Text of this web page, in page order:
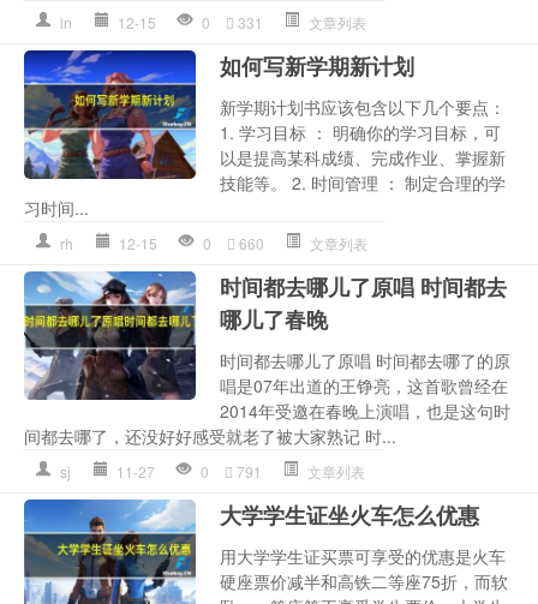
in 12-15 0 331 文章列表
如何写新学期新计划
新学期计划书应该包含以下几个要点：
1. 学习目标 ： 明确你的学习目标，可
以是提高某科成绩、完成作业、掌握新
技能等。 2. 时间管理 ： 制定合理的学
习时间...
rh 12-15 0 660 文章列表
时间都去哪儿了原唱 时间都去
哪儿了春晚
时间都去哪儿了原唱 时间都去哪了的原
唱是07年出道的王铮亮，这首歌曾经在
2014年受邀在春晚上演唱，也是这句时
间都去哪了，还没好好感受就老了被大家熟记 时...
sj 11-27 0 791 文章列表
大学学生证坐火车怎么优惠
用大学学生证买票可享受的优惠是火车
硬座票价减半和高铁二等座75折，而软